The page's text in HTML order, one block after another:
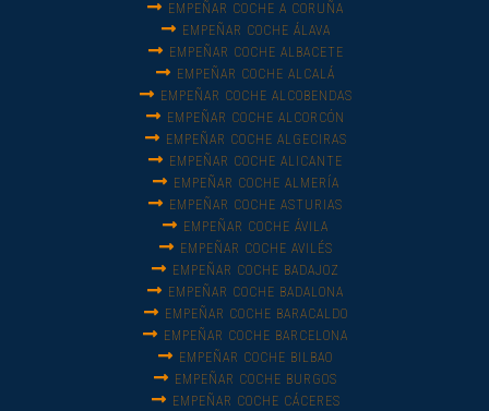
EMPEÑAR COCHE A CORUÑA
EMPEÑAR COCHE ÁLAVA
EMPEÑAR COCHE ALBACETE
EMPEÑAR COCHE ALCALÁ
EMPEÑAR COCHE ALCOBENDAS
EMPEÑAR COCHE ALCORCÓN
EMPEÑAR COCHE ALGECIRAS
EMPEÑAR COCHE ALICANTE
EMPEÑAR COCHE ALMERÍA
EMPEÑAR COCHE ASTURIAS
EMPEÑAR COCHE ÁVILA
EMPEÑAR COCHE AVILÉS
EMPEÑAR COCHE BADAJOZ
EMPEÑAR COCHE BADALONA
EMPEÑAR COCHE BARACALDO
EMPEÑAR COCHE BARCELONA
EMPEÑAR COCHE BILBAO
EMPEÑAR COCHE BURGOS
EMPEÑAR COCHE CÁCERES